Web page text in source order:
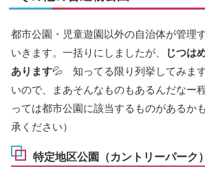
都市公園・児童遊園以外の自治体が管理
いきます。一括りにしましたが、
じつは
あります💦 知ってる限り列挙してみま
いので、まあそんなものもあるんだなー
っては都市公園に該当するものがあるか
承ください）
特定地区公園（カントリーパーク）